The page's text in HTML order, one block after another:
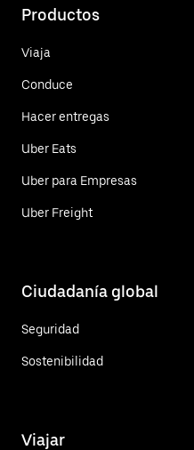
Productos
Viaja
Conduce
Hacer entregas
Uber Eats
Uber para Empresas
Uber Freight
Ciudadanía global
Seguridad
Sostenibilidad
Viajar